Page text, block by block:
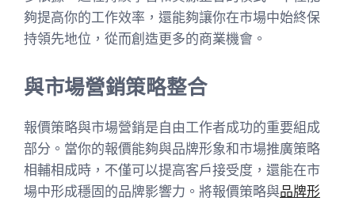
夠提高你的工作效率，還能夠讓你在市場中始終保
持領先地位，從而創造更多的商業機會。
與市場營銷策略整合
報價策略與市場營銷是自由工作者成功的重要組成
部分。當你的報價能夠與品牌形象和市場推廣策略
相輔相成時，不僅可以提高客戶接受度，還能在市
場中形成穩固的品牌影響力。將報價策略與品牌形